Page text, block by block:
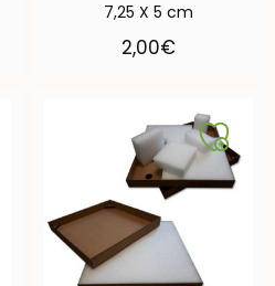
7,25 X 5 cm
2,00€